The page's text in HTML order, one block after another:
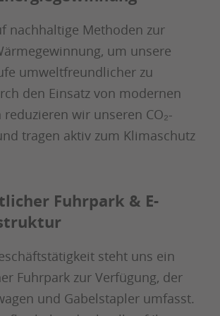
nachhaltige Methoden zur
um unsere
umweltfreundlicher zu
den Einsatz von modernen
wir unseren CO₂-
tragen aktiv zum Klimaschutz
Fuhrpark & E-
steht uns ein
Fuhrpark zur Verfügung, der
und Gabelstapler umfasst.